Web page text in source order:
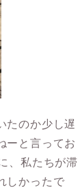
たのか少し遅
ーと言ってお
、私たちが滞
しかったで